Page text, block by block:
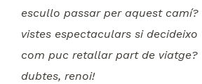
escullo passar per aquest camí?
vistes espectaculars si
com puc retallar part de viatge?
dubtes, renoi!